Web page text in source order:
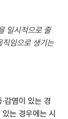
일시적으로 줄
직임으로 생기는
감염이 있는 경
는 경우에는 시